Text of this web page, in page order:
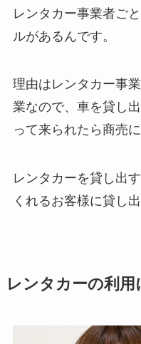
レンタカー事業者ご
ルがあるんです。
理由はレンタカー事
業なので、車を貸し
って来られたら商売
レンタカーを貸し出
くれるお客様に貸し
レンタカーの利用